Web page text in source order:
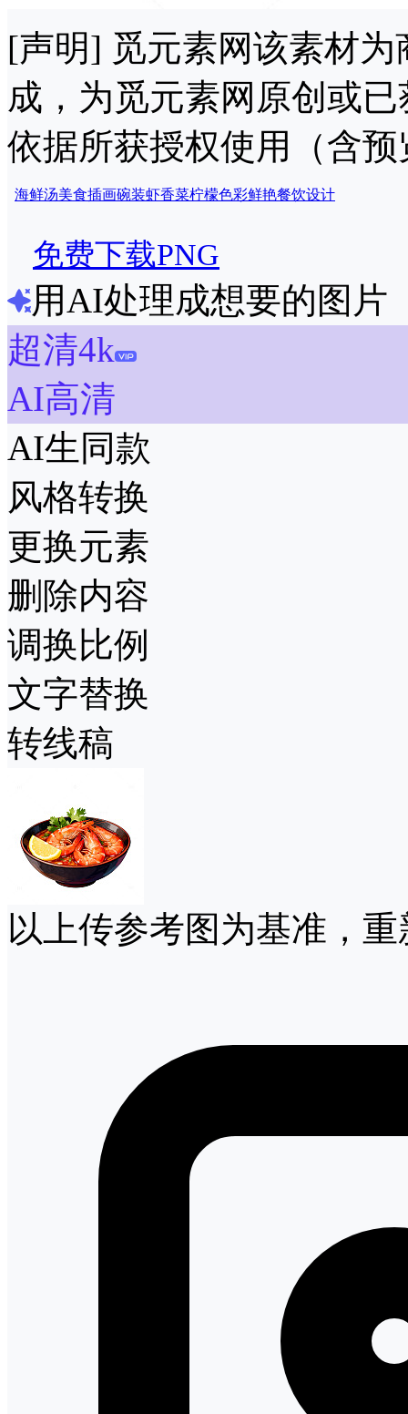
[声明] 觅元素网该素材
成，为觅元素网原创或
依据所获授权使用（含
海鲜汤美食插画碗装虾香菜柠檬色彩鲜艳餐饮设计
免费下载PNG
用AI处理成想要的图片
超清4k
AI高清
AI生同款
风格转换
更换元素
删除内容
调换比例
文字替换
转线稿
以上传参考图为基准，